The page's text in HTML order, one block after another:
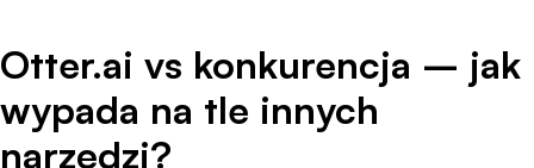
Otter.ai vs konkurencja – jak
wypada na tle innych
narzędzi?